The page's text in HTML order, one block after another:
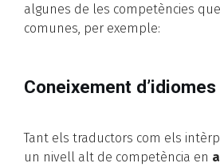
algunes de les competències que
comunes, per exemple:
Coneixement d’idiomes
Tant els traductors com els
un nivell alt de competència en